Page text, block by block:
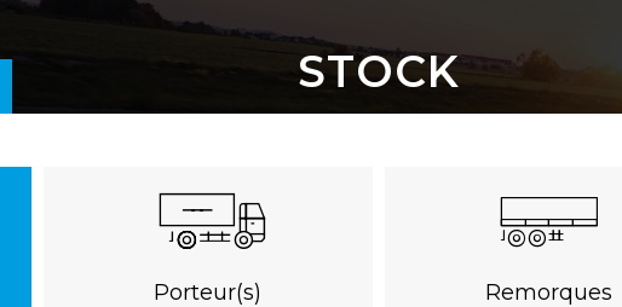
STOCK
Porteur(s) Remorques